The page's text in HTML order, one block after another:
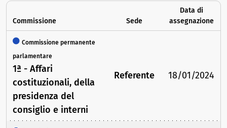
Commissione Sede
Data di
assegnazione
Commissione permanente
parlamentare
1ª - Affari
costituzionali, della
presidenza del
consiglio e interni
Referente 18/01/2024